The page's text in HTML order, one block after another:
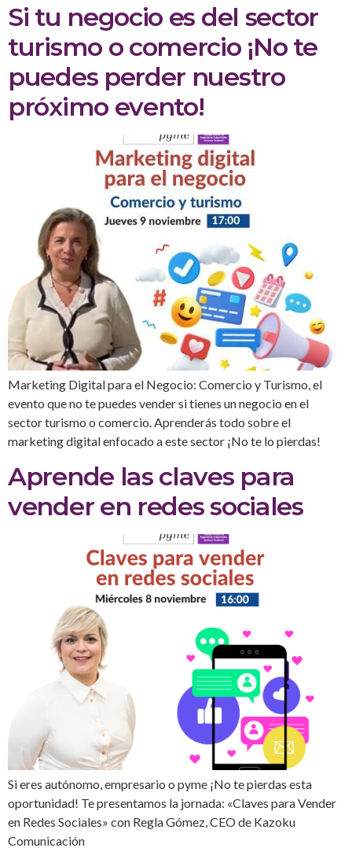
Si tu negocio es del sector
turismo o comercio ¡No te
puedes perder nuestro
próximo evento!
Marketing Digital para el Negocio: Comercio y Turismo, el
evento que no te puedes vender si tienes un negocio en el
sector turismo o comercio. Aprenderás todo sobre el
marketing digital enfocado a este sector ¡No te lo pierdas!
Aprende las claves para
vender en redes sociales
Si eres autónomo, empresario o pyme ¡No te pierdas esta
oportunidad! Te presentamos la jornada: «Claves para Vender
en Redes Sociales» con Regla Gómez, CEO de Kazoku
Comunicación